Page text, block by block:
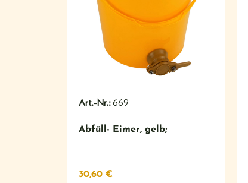
Art.-Nr.:669
Abfüll- Eimer, gelb;
30,60 €